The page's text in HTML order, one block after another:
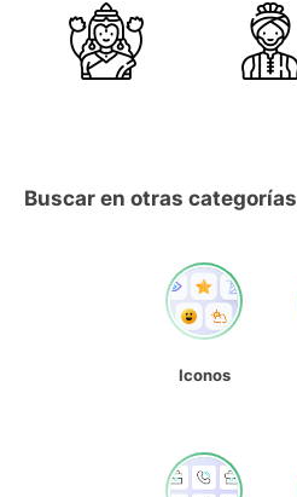
Buscar en otras categorías
Iconos